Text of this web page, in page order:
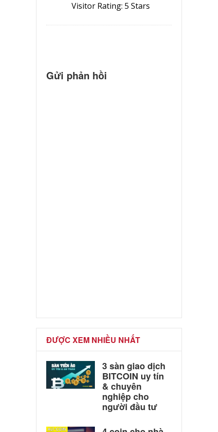
Visitor Rating: 5 Stars
Gửi phản hồi
ĐƯỢC XEM NHIỀU NHẤT
3 sàn giao dịch
BITCOIN uy tín
& chuyên
nghiệp cho
người đầu tư